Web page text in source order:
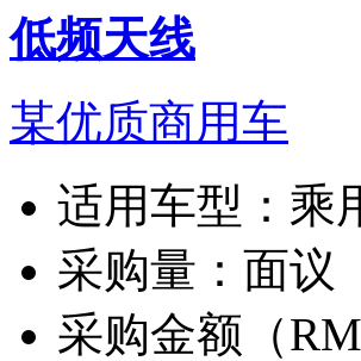
低频天线
某优质商用车
适用车型： 乘
采购量： 面议
采购金额（